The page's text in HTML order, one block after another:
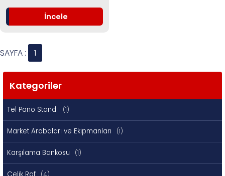
İncele
SAYFA : 1
Kategoriler
Tel Pano Standı (1)
Market Arabaları ve Ekipmanları (1)
Karşılama Bankosu (1)
(4)